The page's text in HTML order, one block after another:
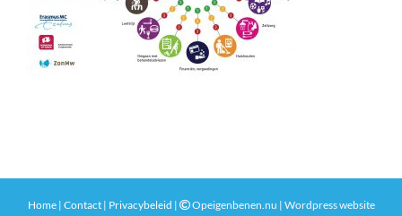
Home| Contact| Privacybeleid |
Opeigenbenen.nu | Wordpress website